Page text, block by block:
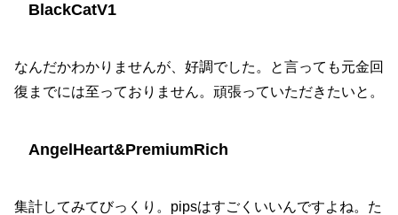
BlackCatV1
なんだかわかりませんが、好調でした。と言っても元金回
復までには至っておりません。頑張っていただきたいと。
AngelHeart&PremiumRich
集計してみてびっくり。pipsはすごくいいんですよね。た